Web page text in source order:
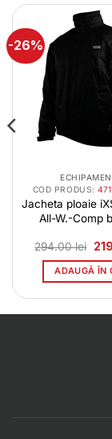
-26%
COD PRODUS:
Jacheta ploaie
All-W.-Comp
294.00lei
a
ADAUGĂ ÎN